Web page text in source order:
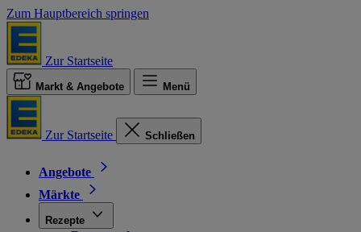
Zum Hauptbereich springen
Zur Startseite
Markt & Angebote Menü
Zur Startseite Schließen
Angebote
Märkte
Rezepte